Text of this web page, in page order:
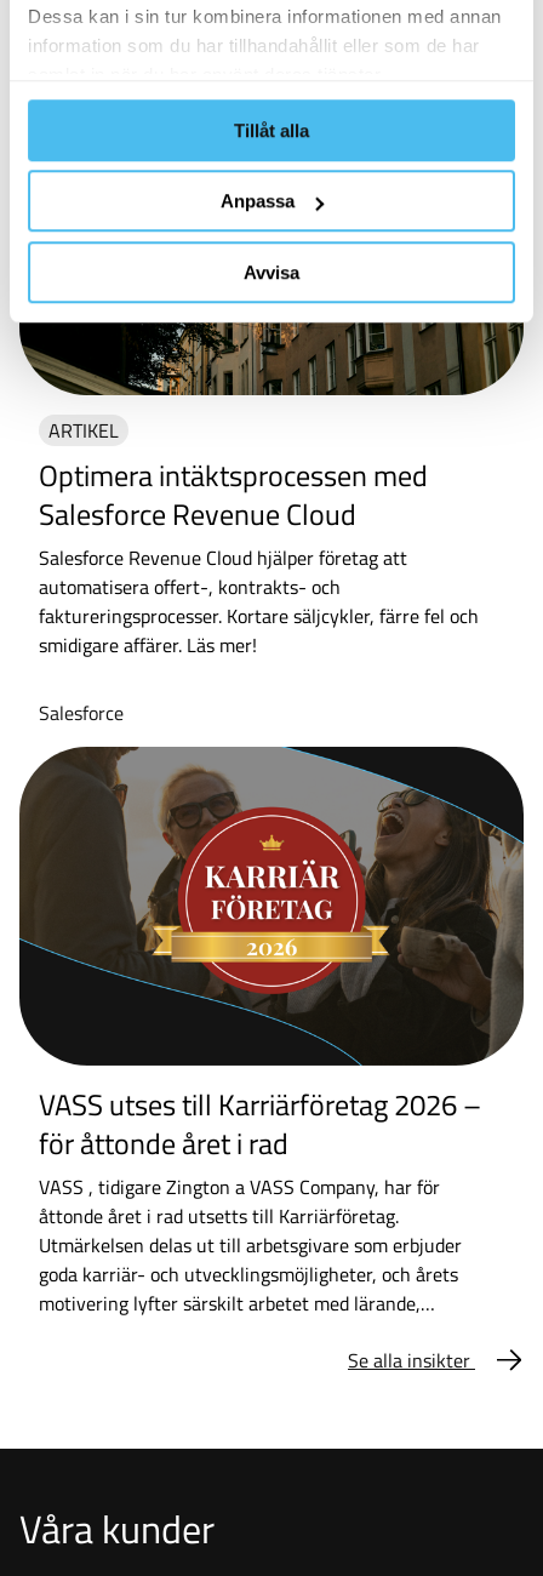
Dessa kan i sin tur kombinera informationen med annan
information som du har tillhandahållit eller som de har
Tillåt alla
Anpassa
Avvisa
SAP
ARTIKEL
Optimera intäktsprocessen med
Salesforce Revenue Cloud
Salesforce Revenue Cloud hjälper företag att
automatisera offert-, kontrakts- och
faktureringsprocesser. Kortare säljcykler, färre fel och
smidigare affärer. Läs mer!
Salesforce
VASS utses till Karriärföretag 2026 –
för åttonde året i rad
VASS , tidigare Zington a VASS Company, har för
åttonde året i rad utsetts till Karriärföretag.
Utmärkelsen delas ut till arbetsgivare som erbjuder
goda karriär- och utvecklingsmöjligheter, och årets
motivering lyfter särskilt arbetet med lärande,
Se alla insikter
Våra kunder